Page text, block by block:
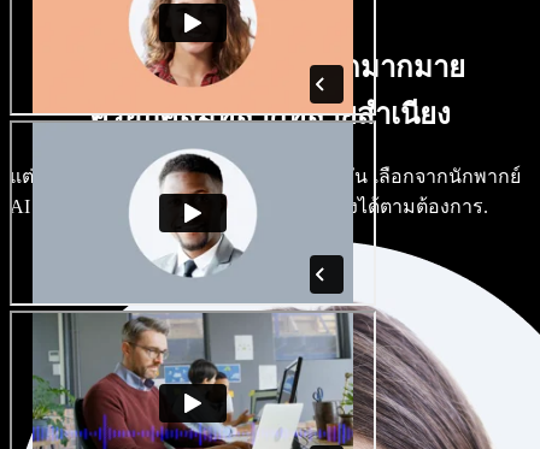
มีเสียงชายหญิงให้เลือกมากมาย
ครอบคลุมหลากหลายสำเนียง
แต่ละโปรเจกต์ไม่จำเป็นต้องใช้เสียงเดียวกัน เลือกจากนักพากย์
AI และสำเนียงหลายร้อยแบบ แล้วปรับแต่งได้ตามต้องการ.